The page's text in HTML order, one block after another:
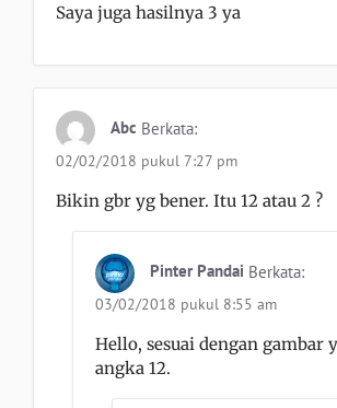
Saya juga hasilnya 3 ya
Abc Berkata:
02/02/2018 pukul 7:27 pm
Bikin gbr yg bener. Itu 12 atau 2 ?
Pinter Pandai Berkata:
03/02/2018 pukul 8:55 am
Hello, sesuai dengan gambar
angka 12.